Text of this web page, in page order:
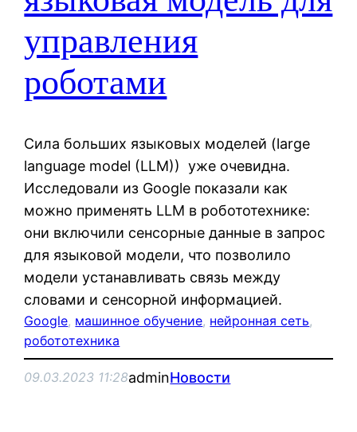
управления
роботами
Сила больших языковых моделей (large
language model (LLM)) уже очевидна.
Исследовали из Google показали как
можно применять LLM в робототехнике:
они включили сенсорные данные в запрос
для языковой модели, что позволило
модели устанавливать связь между
словами и сенсорной информацией.
Google, машинное обучение, нейронная сеть
робототехника
09.03.2023 11:28adminНовости